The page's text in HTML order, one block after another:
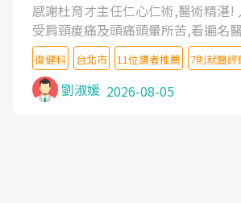
感謝杜育才主任仁心仁術,醫術精湛!
受肩頸痠痛及頭痛頭暈所苦,看遍名
檢查,也嘗試過西醫打針,中醫針灸及
沒有用,後來連吃到嗎啡類止痛藥都效
症狀,沒多久就痛起來,多年失眠嚴重
台灣親友介紹忠孝醫院杜育才主任是
復健科 台北市 11位讀者推薦 7則就醫評
劉淑媛 2026-08-05